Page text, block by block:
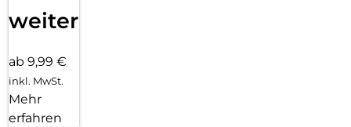
weiter
ab 9,99 €
inkl. MwSt.
Mehr
erfahren